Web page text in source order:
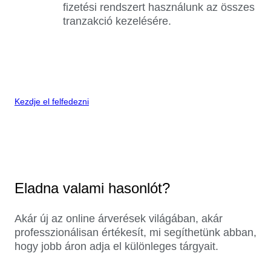
fizetési rendszert használunk az összes
tranzakció kezelésére.
Kezdje el felfedezni
Eladna valami hasonlót?
Akár új az online árverések világában, akár
professzionálisan értékesít, mi segíthetünk abban,
hogy jobb áron adja el különleges tárgyait.